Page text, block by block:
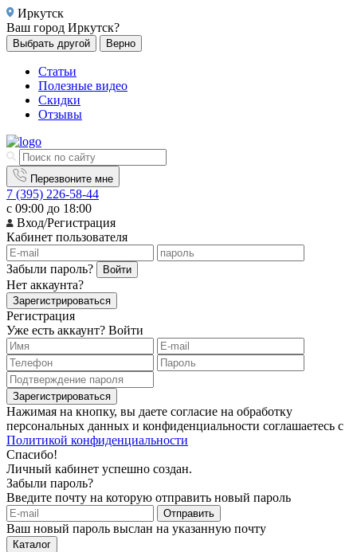
Иркутск
Ваш город Иркутск?
Выбрать другой Верно
Статьи
Полезные видео
Скидки
Отзывы
Перезвоните мне
7 (395) 226-58-44
с 09:00 до 18:00
Вход/Регистрация
Кабинет пользователя
Забыли пароль? Войти
Нет аккаунта?
Зарегистрироваться
Регистрация
Уже есть аккаунт? Войти
Зарегистрироваться
Нажимая на кнопку, вы даете согласие на обработку
персональных данных и конфиденциальности соглашаетесь с
Политикой конфиденциальности
Спасибо!
Личный кабинет успешно создан.
Забыли пароль?
Введите почту на которую отправить новый пароль
Отправить
Ваш новый пароль выслан на указанную почту
Каталог